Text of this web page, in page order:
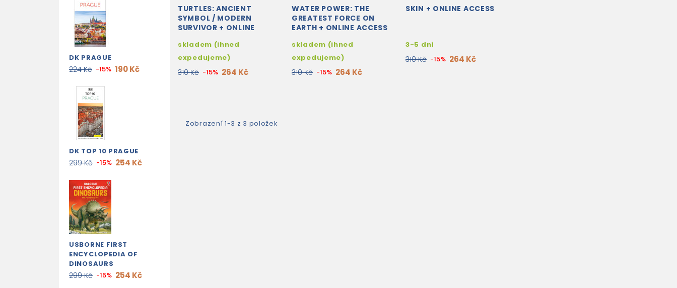
DK PRAGUE
224 Kč -15% 190 Kč
DK TOP 10 PRAGUE
299 Kč -15% 254 Kč
USBORNE FIRST
ENCYCLOPEDIA OF
DINOSAURS
299 Kč -15% 254 Kč
TURTLES: ANCIENT
SYMBOL / MODERN
SURVIVOR + ONLINE
skladem (ihned
expedujeme)
310 Kč -15% 264 Kč
WATER POWER: THE
GREATEST FORCE ON
EARTH + ONLINE ACCESS
skladem (ihned
expedujeme)
310 Kč -15% 264 Kč
SKIN + ONLINE ACCESS
3-5 dní
310 Kč -15% 264 Kč
Zobrazení 1-3 z 3 položek